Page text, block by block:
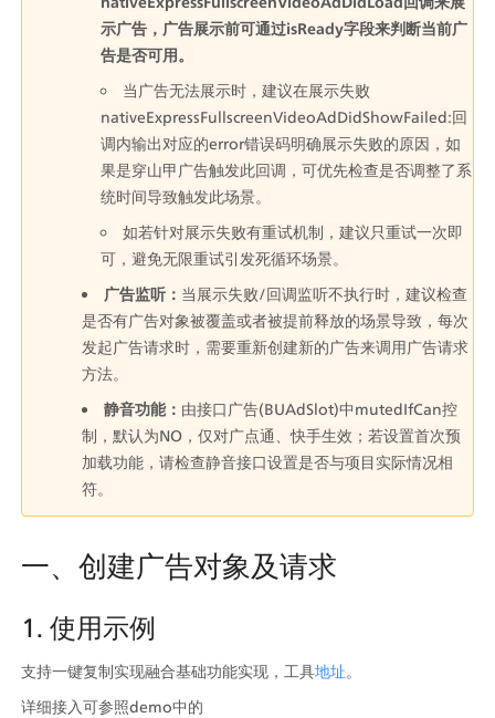
示广告，广告展示前可通过isReady字段来判断当前广
告是否可用。
当广告无法展示时，建议在展示失败
nativeExpressFullscreenVideoAdDidShowFailed:回
调内输出对应的error错误码明确展示失败的原因，如
果是穿山甲广告触发此回调，可优先检查是否调整了系
统时间导致触发此场景。
如若针对展示失败有重试机制，建议只重试一次即
可，避免无限重试引发死循环场景。
广告监听： 当展示失败/回调监听不执行时，建议检查
是否有广告对象被覆盖或者被提前释放的场景导致，每次
发起广告请求时，需要重新创建新的广告来调用广告请求
方法。
静音功能： 由接口广告(BUAdSlot)中mutedIfCan控
制，默认为NO，仅对广点通、快手生效；若设置首次预
加载功能，请检查静音接口设置是否与项目实际情况相
符。
一、创建广告对象及请求
1. 使用示例
支持一键复制实现融合基础功能实现，工具地址。
详细接入可参照demo中的